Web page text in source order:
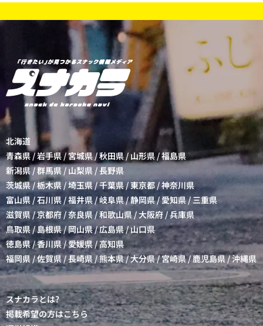
北海道
青森県/岩手県/宮城県/秋田県 / 山形県/福島県
新潟県/群馬県 / 山梨県 /長野県
茨城県 /栃木県/埼玉県/千葉県/東京都 /神奈川県
富山県 /石川県 /福井県/岐阜県/静岡県/愛知県/三重県
滋賀県/京都府/奈良県 /和歌山県/大阪府 /兵庫県
鳥取県 / 島根県/岡山県/広島県/山口県
徳島県/香川県/愛媛県 /高知県
福岡県 /佐賀県 /長崎県/熊本県/大分県/宮崎県/鹿児島県/沖縄県
スナカラとは?
掲載希望の方はこちら